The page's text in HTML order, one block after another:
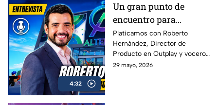
4:32
Un gran punto de
encuentro para
conectar con más
gamers | Entrevista con
Roberto Hernández
Platicamos con Roberto
Hernández, Director de
Producto en Outplay y vocero
de Alternia, sobre el
29 mayo, 2026